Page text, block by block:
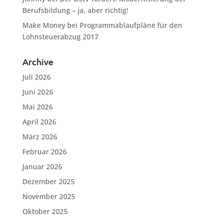
Berufsbildung – ja, aber richtig!
Make Moneybei Programmablaufpläne für den
Lohnsteuerabzug 2017
Archive
Juli 2026
Juni 2026
Mai 2026
April 2026
März 2026
Februar 2026
Januar 2026
Dezember 2025
November 2025
Oktober 2025